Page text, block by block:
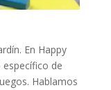
En Happy
específico de
Hablamos